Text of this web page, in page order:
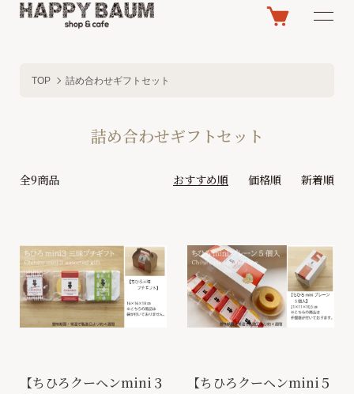
TOP 詰め合わせギフトセット
詰め合わせギフトセット
全9商品 おすすめ順 価格順 新着順
【ちひろクーヘンmini３
【ちひろクーヘンmini５